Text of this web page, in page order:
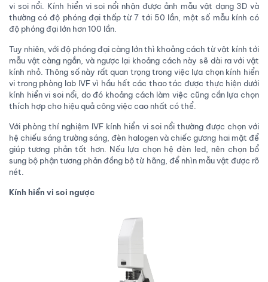
vi soi nổi. Kính hiển vi soi nổi nhận được ảnh mẫu vật dạng 3D và
thường có độ phóng đại thấp từ 7 tới 50 lần, một số mẫu kính có
độ phóng đại lớn hơn 100 lần.
Tuy nhiên, với độ phóng đại càng lớn thì khoảng cách từ vật kính tới
mẫu vật càng ngắn, và ngược lại khoảng cách này sẽ dài ra với vật
kính nhỏ. Thông số này rất quan trọng trong việc lựa chọn kính hiển
vi trong phòng lab IVF vì hầu hết các thao tác được thực hiện dưới
kính hiển vi soi nổi, do đó khoảng cách làm việc cũng cần lựa chọn
thích hợp cho hiệu quả công việc cao nhất có thể.
Với phòng thí nghiệm IVF kính hiển vi soi nổi thường được chọn với
hệ chiếu sáng trường sáng, đèn halogen và chiếc gương hai mặt để
giúp tương phản tốt hơn. Nếu lựa chọn hệ đèn led, nên chọn bổ
sung bộ phận tương phản đồng bộ từ hãng, để nhìn mẫu vật được rõ
nét.
Kính hiển vi soi ngược